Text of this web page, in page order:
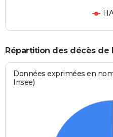
Répartition des décès de
Données exprimées en
Insee)